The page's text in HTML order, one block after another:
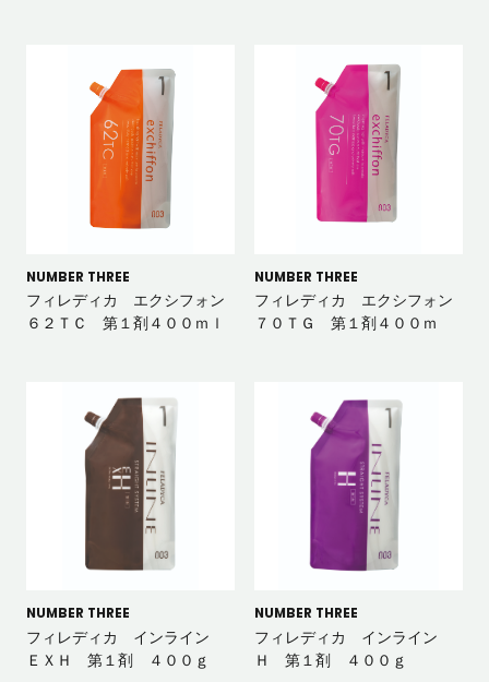
NUMBER THREE
フィレディカ エクシフォン
６２ＴＣ 第１剤４００ｍｌ
NUMBER THREE
フィレディカ エクシフォン
７０ＴＧ 第１剤４００ｍ
NUMBER THREE
フィレディカ インライン
ＥＸＨ 第１剤 ４００ｇ
NUMBER THREE
フィレディカ インライン
Ｈ 第１剤 ４００ｇ